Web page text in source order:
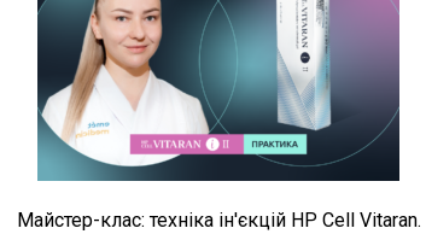
Майстер-клас: техніка ін'єкцій HP Cell Vitaran.